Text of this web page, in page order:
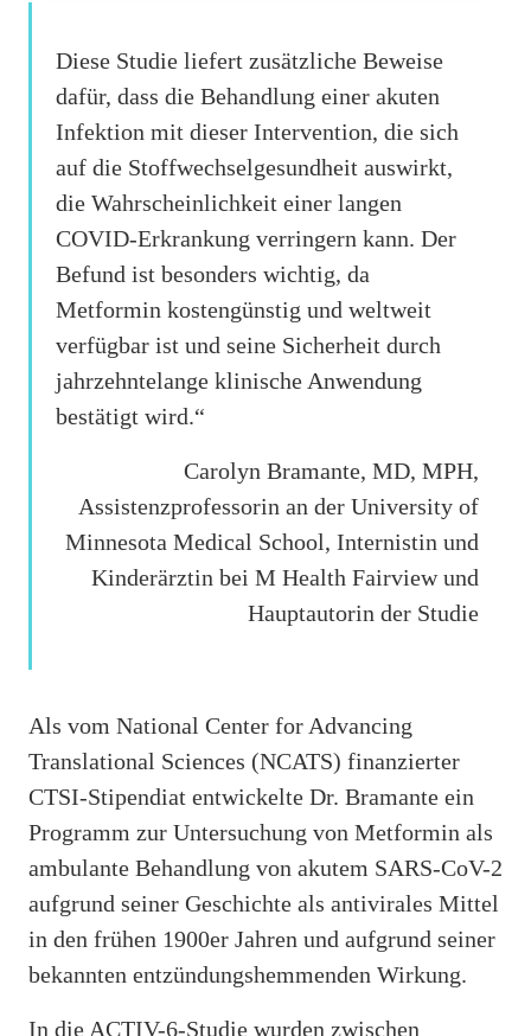
Diese Studie liefert zusätzliche Beweise
dafür, dass die Behandlung einer akuten
Infektion mit dieser Intervention, die sich
auf die Stoffwechselgesundheit auswirkt,
die Wahrscheinlichkeit einer langen
COVID-Erkrankung verringern kann. Der
Befund ist besonders wichtig, da
Metformin kostengünstig und weltweit
verfügbar ist und seine Sicherheit durch
jahrzehntelange klinische Anwendung
bestätigt wird.“
Carolyn Bramante, MD, MPH,
Assistenzprofessorin an der University of
Minnesota Medical School, Internistin und
Kinderärztin bei M Health Fairview und
Hauptautorin der Studie
Als vom National Center for Advancing
Translational Sciences (NCATS) finanzierter
CTSI-Stipendiat entwickelte Dr. Bramante ein
Programm zur Untersuchung von Metformin als
ambulante Behandlung von akutem SARS-CoV-2
aufgrund seiner Geschichte als antivirales Mittel
in den frühen 1900er Jahren und aufgrund seiner
bekannten entzündungshemmenden Wirkung.
In die ACTIV-6-Studie wurden zwischen